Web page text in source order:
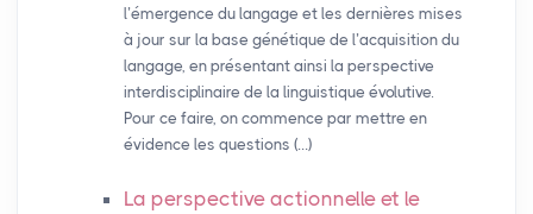
l’émergence du langage et les dernières mises
à jour sur la base génétique de l’acquisition du
langage, en présentant ainsi la perspective
interdisciplinaire de la linguistique évolutive.
Pour ce faire, on commence par mettre en
évidence les questions (…)
La perspective actionnelle et le